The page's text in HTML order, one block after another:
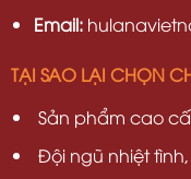
Email:
TẠI SAO LẠI CHỌN
Sản phẩm cao
Đội ngũ nhiệt